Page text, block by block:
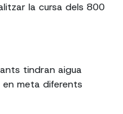
la cursa dels 800
tindran aigua
meta diferents